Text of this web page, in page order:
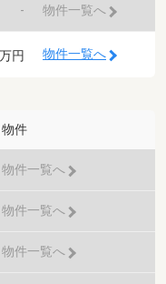
- 物件一覧へ
万円 物件一覧へ
物件
物件一覧へ
物件一覧へ
物件一覧へ